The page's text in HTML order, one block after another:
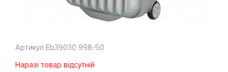
Артикул Eb39030 998-50
Наразі товар відсутній